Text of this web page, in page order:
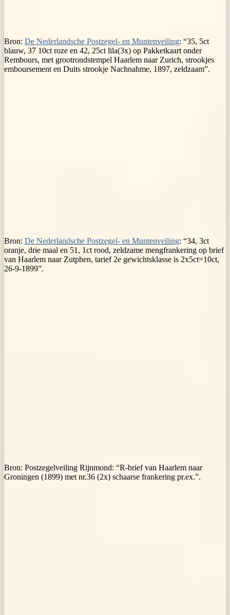
Bron: De Nederlandsche Postzegel- en Muntenveiling: “35, 5ct
blauw, 37 10ct roze en 42, 25ct lila(3x) op Pakketkaart onder
Rembours, met grootrondstempel Haarlem naar Zurich, strookjes
emboursement en Duits strookje Nachnahme, 1897, zeldzaam”.
Bron: De Nederlandsche Postzegel- en Muntenveiling: “34, 3ct
oranje, drie maal en 51, 1ct rood, zeldzame mengfrankering op brief
van Haarlem naar Zutphen, tarief 2e gewichtsklasse is 2x5ct=10ct,
26-9-1899”.
Bron: Postzegelveiling Rijnmond: “R-brief van Haarlem naar
Groningen (1899) met nr.36 (2x) schaarse frankering pr.ex.”.